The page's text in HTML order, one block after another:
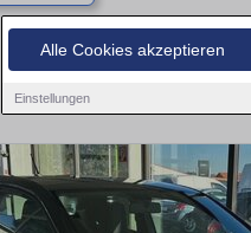
Alle Cookies akzeptieren
Einstellungen
Finden
Sie in Kirchheimbolanden einen